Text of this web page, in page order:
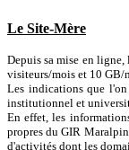
Le Site-Mère
Depuis sa mise en
visiteurs/mois et 10 GB/
Les indications que
institutionnel et
En effet, les
propres du GIR
d'activités dont les